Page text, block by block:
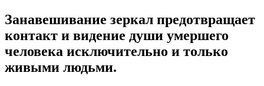
Занавешивание зеркал предотвращает
контакт и видение души умершего
человека исключительно и только
живыми людьми.